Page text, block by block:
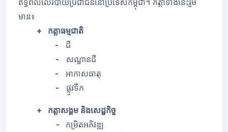
ឥទ្ធិពលលើរបាយប្រជាជននៅប្រទេសកម្ពុជា។ កត្តាទាំងនេះរួម
មាន៖
+ កត្តាធម្មជាតិ
-
ដី
-
សណ្ឋានដី
-
អាកាសធាតុ
-
ផ្លូវទឹក
+ កត្តាសង្គម និងសេដ្ឋកិច្ច
- កម្រិតអភិវឌ្ឍ